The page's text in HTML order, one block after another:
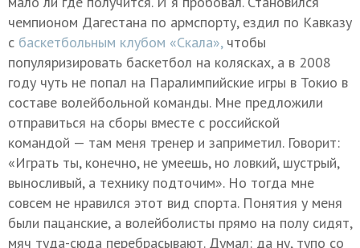
чемпионом Дагестана по армспорту, ездил по Кавказу
с баскетбольным клубом «Скала»,чтобы
популяризировать баскетбол на колясках, а в 2008
году чуть не попал на Паралимпийские игры в Токио в
составе волейбольной команды. Мне предложили
отправиться на сборы вместе с российской
командой — там меня тренер и заприметил. Говорит:
«Играть ты, конечно, не умеешь, но ловкий, шустрый,
выносливый, а технику подточим». Но тогда мне
совсем не нравился этот вид спорта. Понятия у меня
были пацанские, а волейболисты прямо на полу сидят,
мяч туда-сюда перебрасывают. Думал: да ну, тупо со